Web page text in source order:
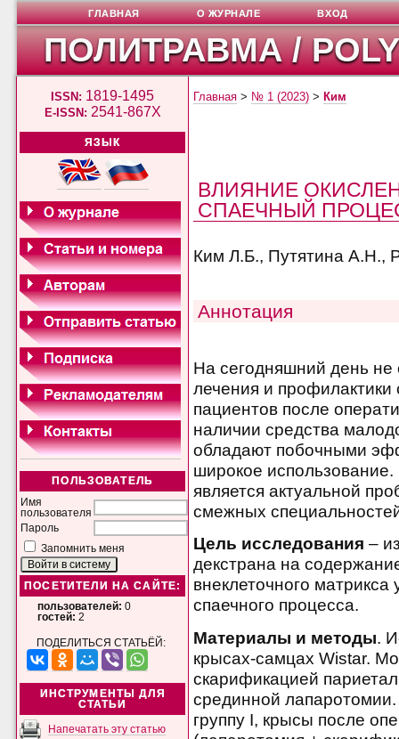
ПОЛИТРАВМА /
ISSN: 1819-1495
E-ISSN: 2541-867X
ЯЗЫК
ПОЛЬЗОВАТЕЛЬ
Имя
пользователя
Пароль
Запомнить меня
ПОСЕТИТЕЛИ НА САЙТЕ:
пользователей: 0
гостей: 2
ПОДЕЛИТЬСЯ СТАТЬЁЙ:
ИНСТРУМЕНТЫ ДЛЯ
СТАТЬИ
Напечатать эту статью
ГЛАВНАЯ О ЖУРНАЛЕ ВХОД
Главная > № 1 (2023) > Ким
ВЛИЯНИЕ
СПАЕЧНЫЙ
Ким Л.Б., Путятина А.Н.,
Аннотация
На сегодняшний день не
лечения и
пациентов после
наличии средства
обладают побочными
широкое
является актуальной
смежных
Цель исследования –
декстрана на
внеклеточного
спаечного процесса.
Материалы и методы.
крысах-самцах Wistar.
скарификацией
срединной
группу I, крысы после